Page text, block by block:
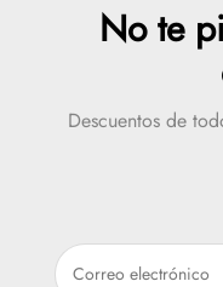
No te
Descuentos de